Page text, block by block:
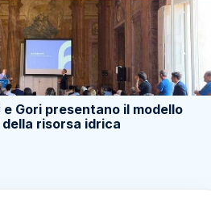
e Gori presentano il modello
risorsa idrica